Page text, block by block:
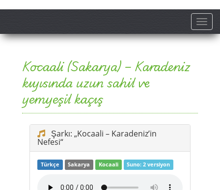
Kocaali (Sakarya) – Karadeniz
kıyısında uzun sahil ve
yemyeşil kaçış
Şarkı: „Kocaali – Karadeniz’in
Nefesi“
Türkçe Sakarya Kocaali Suno: 2 versiyon